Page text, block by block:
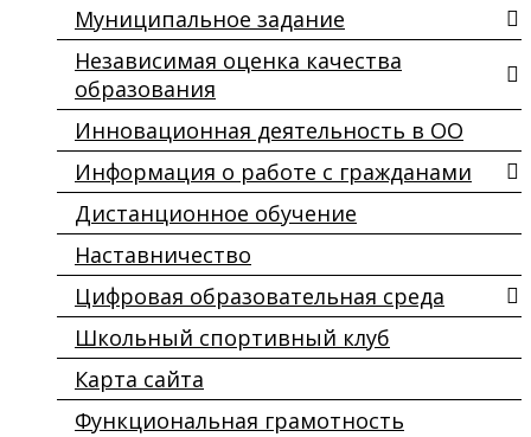
Муниципальное задание
Независимая оценка качества
образования
Инновационная деятельность в ОО
Информация о работе с гражданами
Дистанционное обучение
Наставничество
Цифровая образовательная среда
Школьный спортивный клуб
Карта сайта
Функциональная грамотность